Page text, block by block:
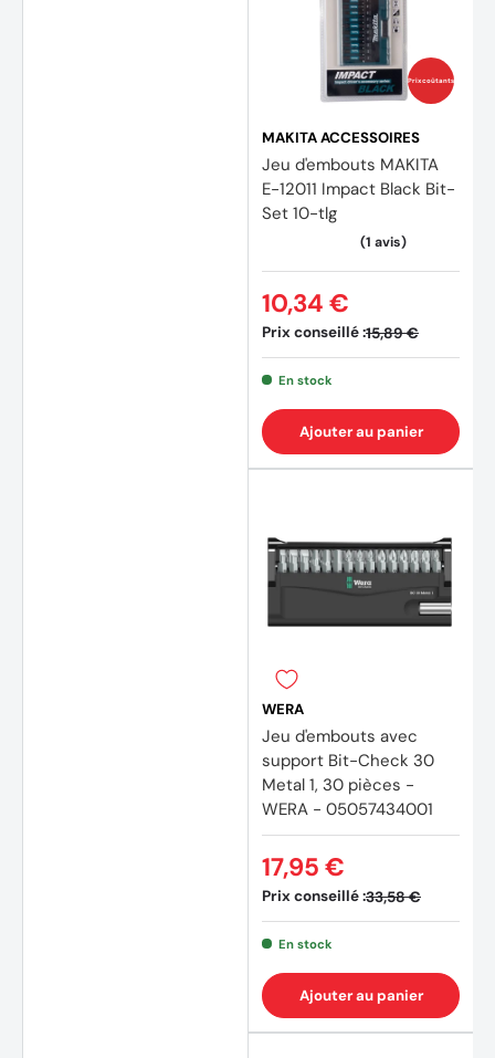
Prix coûtants
MAKITA ACCESSOIRES
Jeu d'embouts MAKITA
E-12011 Impact Black Bit-
Set 10-tlg
Prix conseillé :15,89 €
10,34 €
En stock
Ajouter au panier
WERA
Jeu d'embouts avec
support Bit-Check 30
Metal 1, 30 pièces -
WERA - 05057434001
Prix conseillé :33,58 €
17,95 €
En stock
Ajouter au panier